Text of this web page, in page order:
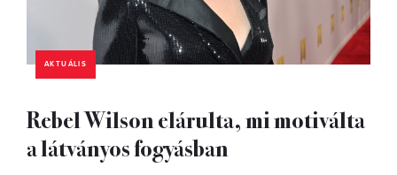
AKTUÁLIS
Rebel Wilson elárulta, mi motiválta
a látványos fogyásban